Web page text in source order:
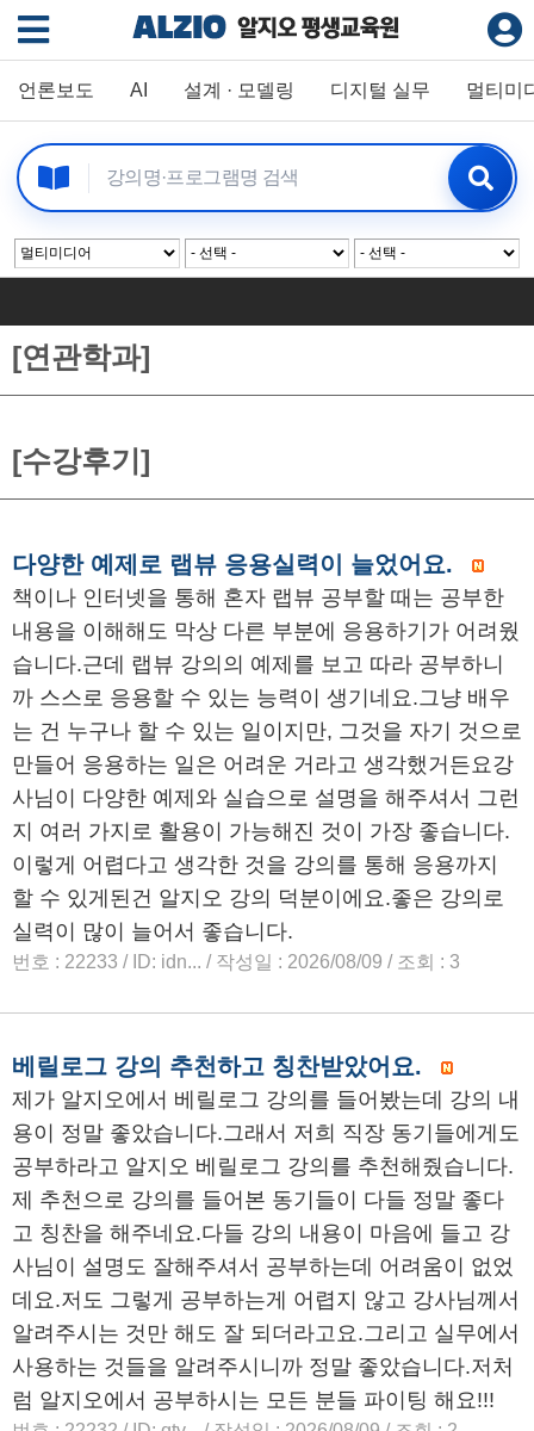
언론보도 AI 설계 · 모델링 디지털 실무 멀티미
[연관학과]
[수강후기]